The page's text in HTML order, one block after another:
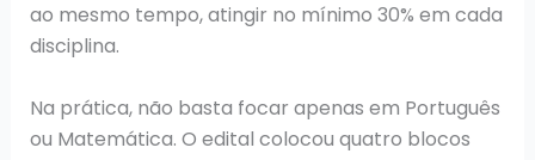
ao mesmo tempo, atingir no mínimo 30% em cada
disciplina.
Na prática, não basta focar apenas em Português
ou Matemática. O edital colocou quatro blocos